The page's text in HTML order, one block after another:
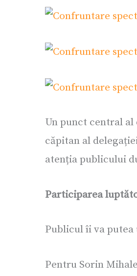
Un punct central
căpitan al
atenția publicului
Participarea
Publicul îi va
Pentru Sorin